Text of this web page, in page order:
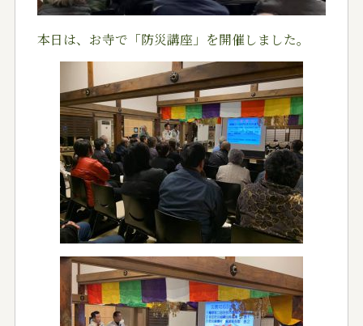
本日は、お寺で「防災講座」を開催しました。